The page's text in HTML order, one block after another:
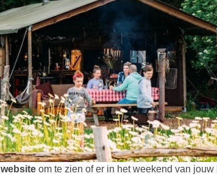
nieuwe tabom te zien of er in het weekend van jouw